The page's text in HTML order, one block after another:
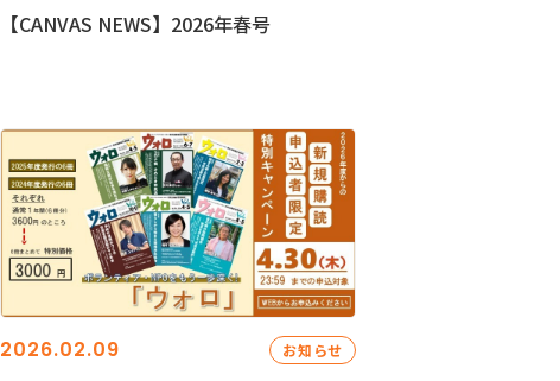
【CANVAS NEWS】2026年春号
2026.02.09 お知らせ